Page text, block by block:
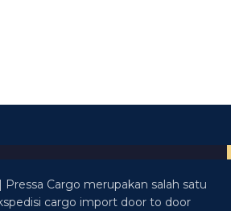
Cargo merupakan salah satu
cargo import door to door